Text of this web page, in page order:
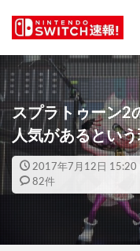
スプラトゥーン2
人気があるとい
2017年7月12日 15:20
82件